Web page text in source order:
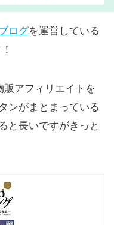
ログを運営している
販アフィリエイトを
ンがまとまっている
と長いですがきっと